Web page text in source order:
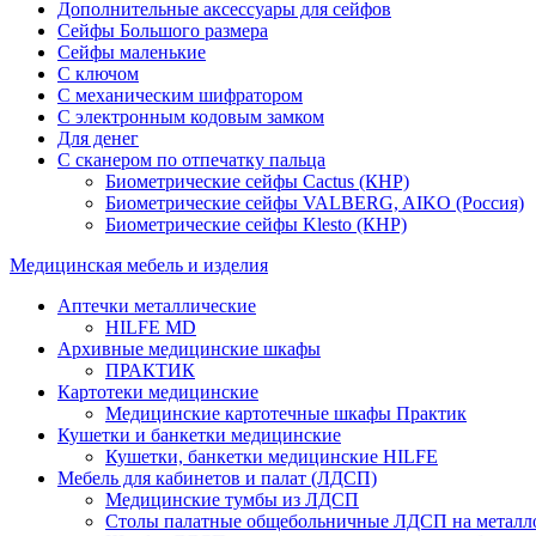
Дополнительные аксессуары для сейфов
Сейфы Большого размера
Сейфы маленькие
С ключом
С механическим шифратором
С электронным кодовым замком
Для денег
С сканером по отпечатку пальца
Биометрические сейфы Cactus (КНР)
Биометрические сейфы VALBERG, AIKO (Россия)
Биометрические сейфы Klesto (КНР)
Медицинская мебель и изделия
Аптечки металлические
HILFE MD
Архивные медицинские шкафы
ПРАКТИК
Картотеки медицинские
Медицинские картотечные шкафы Практик
Кушетки и банкетки медицинские
Кушетки, банкетки медицинские HILFE
Мебель для кабинетов и палат (ЛДСП)
Медицинские тумбы из ЛДСП
Столы палатные общебольничные ЛДСП на